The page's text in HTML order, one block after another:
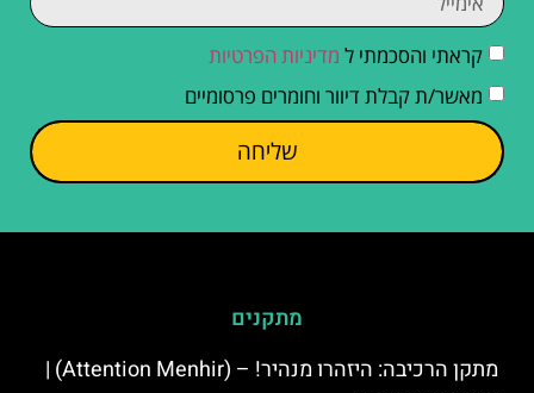
קראתי והסכמתי ל מדיניות הפרטיות
מאשר/ת קבלת דיוור וחומרים פרסומיים
שליחה
מתקנים
מתקן הרכיבה: היזהרו מנהיר! – (Attention Menhir) |